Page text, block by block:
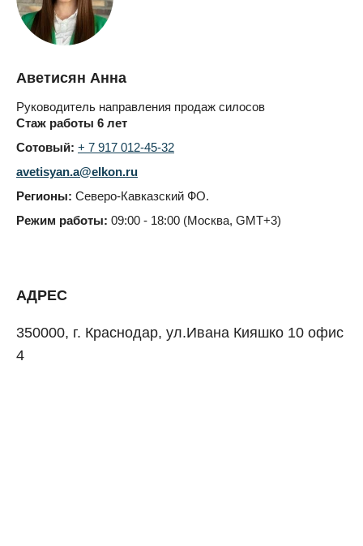
Аветисян Анна
Руководитель направления продаж силосов
Стаж работы 6 лет
Сотовый: + 7 917 012-45-32
avetisyan.a@elkon.ru
Регионы: Северо-Кавказский ФО.
Режим работы: 09:00 - 18:00 (Москва, GMT+3)
АДРЕС
350000, г. Краснодар, ул.Ивана Кияшко 10 офис
4